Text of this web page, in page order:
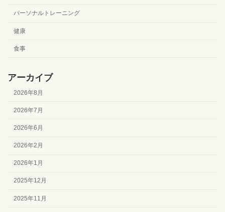
パーソナルトレーニング
健康
食事
アーカイブ
2026年8月
2026年7月
2026年6月
2026年2月
2026年1月
2025年12月
2025年11月